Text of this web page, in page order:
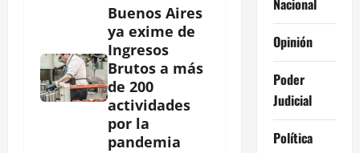
Buenos Aires
ya exime de
Ingresos
Brutos a más
de 200
actividades
por la
pandemia
Opinión
Poder
Judicial
Política